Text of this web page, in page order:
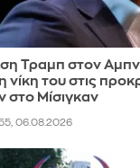
Τραμπ στον
νίκη του στις
στο Μίσιγκαν
06.08.2026